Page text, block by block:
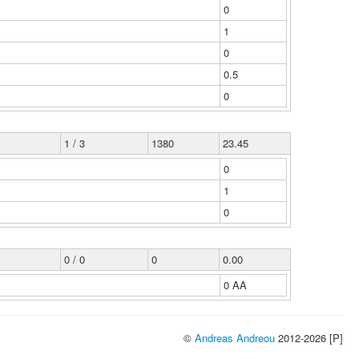
0
1
0
0.5
0
1 / 3 1380
23.45
0
1
0
0 / 0 0
0.00
0 ΑΑ
© Andreas Andreou 2012-2026 [P]